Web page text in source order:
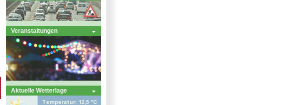
Veranstaltungen
Aktuelle Wetterlage